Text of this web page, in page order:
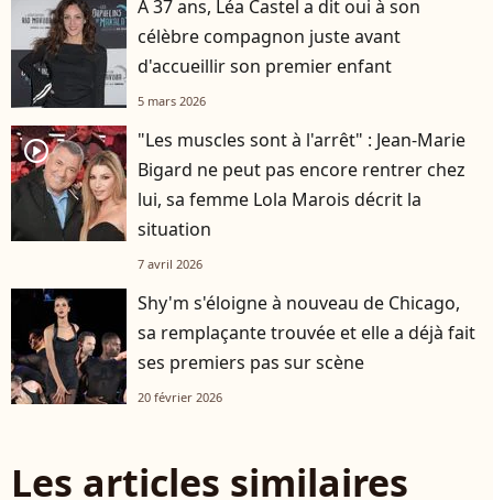
À 37 ans, Léa Castel a dit oui à son
célèbre compagnon juste avant
d'accueillir son premier enfant
5 mars 2026
player2
"Les muscles sont à l'arrêt" : Jean-Marie
Bigard ne peut pas encore rentrer chez
lui, sa femme Lola Marois décrit la
situation
7 avril 2026
Shy'm s'éloigne à nouveau de Chicago,
sa remplaçante trouvée et elle a déjà fait
ses premiers pas sur scène
20 février 2026
Les articles similaires